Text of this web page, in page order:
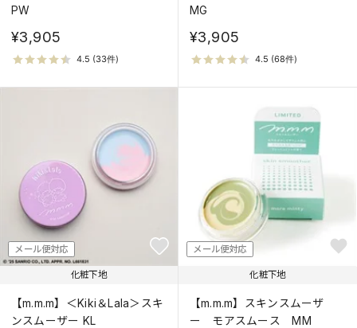
PW
¥3,905
MG
¥3,905
メール便対応
化粧下地
【m.m.m】＜Kiki＆Lala＞スキ
ンスムーザー KL
メール便対応
化粧下地
【m.m.m】スキンスムーザ
ー モアスムース MM